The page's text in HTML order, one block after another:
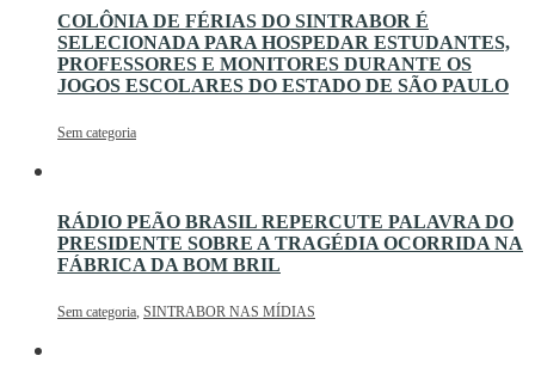
COLÔNIA DE FÉRIAS DO SINTRABOR É
SELECIONADA PARA HOSPEDAR ESTUDANTES,
PROFESSORES E MONITORES DURANTE OS
JOGOS ESCOLARES DO ESTADO DE SÃO PAULO
Sem categoria
RÁDIO PEÃO BRASIL REPERCUTE PALAVRA DO
PRESIDENTE SOBRE A TRAGÉDIA OCORRIDA NA
FÁBRICA DA BOM BRIL
Sem categoria, SINTRABOR NAS MÍDIAS